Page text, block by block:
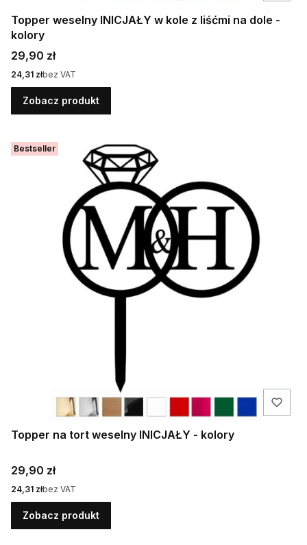
Topper weselny INICJAŁY w kole z liśćmi na dole -
kolory
Cena
29,90 zł
Cena
24,31 złbez VAT
Zobacz produkt
Bestseller
Topper na tort weselny INICJAŁY - kolory
Cena
29,90 zł
Cena
24,31 złbez VAT
Zobacz produkt